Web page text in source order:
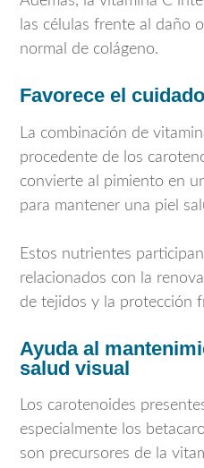
las células frente al daño
normal de colágeno.
Favorece el
La combinación de
procedente de los
convierte al pimiento en
para mantener una piel
Estos nutrientes
relacionados con la
de tejidos y la protección
Ayuda al
salud visual
Los carotenoides
especialmente los
son precursores de la